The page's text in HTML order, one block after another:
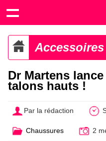
Accessoires
Dr Martens
talons hauts !
Par la rédaction
Chaussures 2